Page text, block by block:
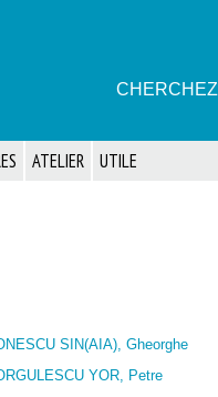
CHERCHEZ
ATELIER UTILE
SIN(AIA), Gheorghe
YOR, Petre